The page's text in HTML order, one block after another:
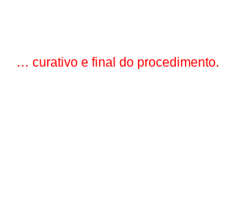
… curativo e final do procedimento.